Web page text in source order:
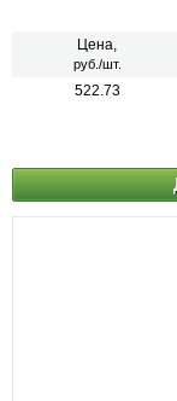
Цена,
руб./шт.
522.73